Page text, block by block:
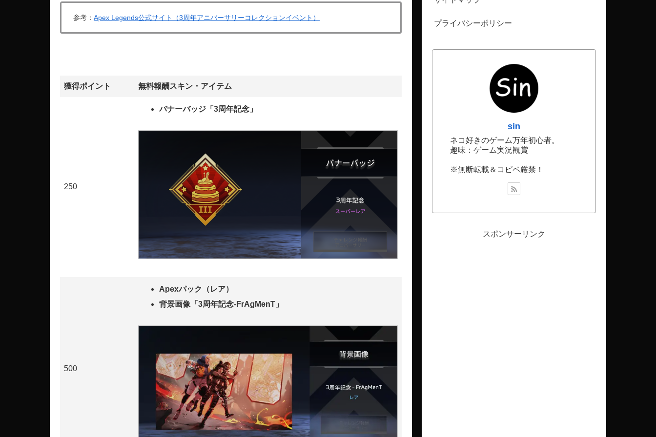
参考： Apex Legends公式サイト（3周年アニバーサリーコレクションイベント）
獲得ポイント 無料報酬スキン・アイテム
250
バナーバッジ「3周年記念」
500
Apexパック（レア）
背景画像「3周年記念-FrAgMenT」
プライバシーポリシー
sin
ネコ好きのゲーム万年初心者。
趣味：ゲーム実況観賞
※無断転載＆コピペ厳禁！
スポンサーリンク